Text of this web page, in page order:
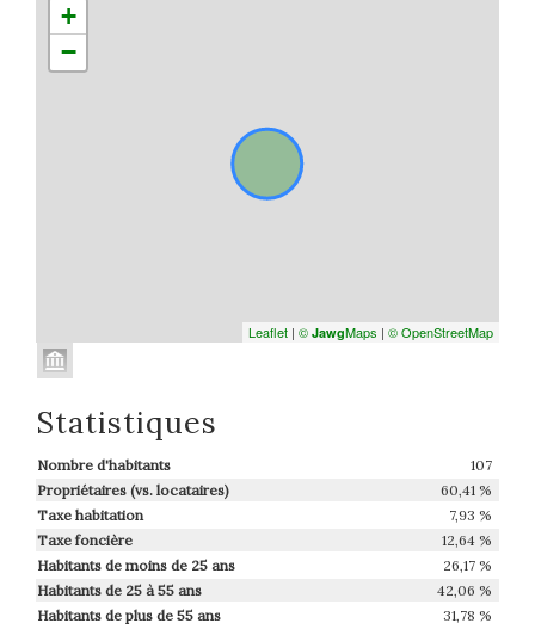
+
−
Leaflet | © JawgMaps | © OpenStreetMap
Statistiques
Nombre d'habitants
107
Propriétaires (vs. locataires)
60,41 %
Taxe habitation
7,93 %
Taxe foncière
12,64 %
Habitants de moins de 25 ans
26,17 %
Habitants de 25 à 55 ans
42,06 %
Habitants de plus de 55 ans
31,78 %